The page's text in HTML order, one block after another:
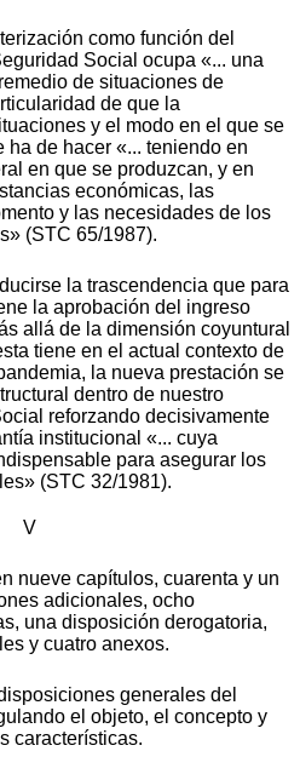
como función del
Social ocupa «... una
de situaciones de
de que la
y el modo en el que se
ha de hacer «... teniendo en
en que se produzcan, y en
económicas, las
y las necesidades de los
(STC 65/1987).
la trascendencia que para
la aprobación del ingreso
allá de la dimensión coyuntural
tiene en el actual contexto de
la nueva prestación se
dentro de nuestro
reforzando decisivamente
institucional «... cuya
para asegurar los
(STC 32/1981).
V
nueve capítulos, cuarenta y un
adicionales, ocho
una disposición derogatoria,
y cuatro anexos.
generales del
el objeto, el concepto y
características.